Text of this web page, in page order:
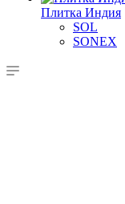
Плитка Индия
SOL
SONEX